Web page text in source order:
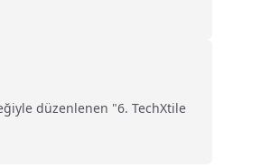
düzenlenen "6. TechXtile